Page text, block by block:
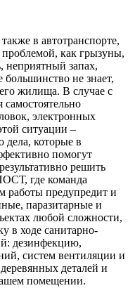
в автотранспорте,
проблемой, как грызуны,
неприятный запах,
не знает,
жилища. В случае с
электронных
ситуации –
дела, которые в
помогут
решить
где команда
работы предупредит и
паразитарные и
любой сложности,
в ходе санитарно-
дезинфекцию,
систем вентиляции и
деталей и
помещении.